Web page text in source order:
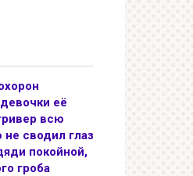
её
всю
сводил глаз
покойной,
гроба